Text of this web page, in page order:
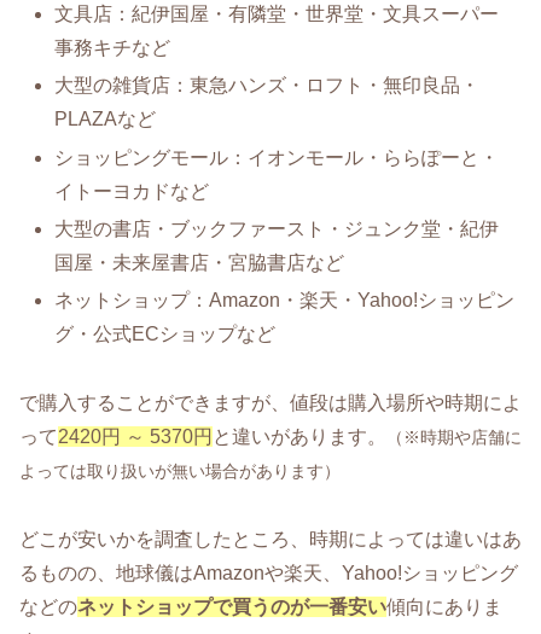
文具店：紀伊国屋・有隣堂・世界堂・文具スーパー
事務キチなど
大型の雑貨店：東急ハンズ・ロフト・無印良品・
PLAZAなど
ショッピングモール：イオンモール・ららぽーと・
イトーヨカドなど
大型の書店・ブックファースト・ジュンク堂・紀伊
国屋・未来屋書店・宮脇書店など
ネットショップ：Amazon・楽天・Yahoo!ショッピン
グ・公式ECショップなど
で購入することができますが、値段は購入場所や時期によ
って2420円 ～ 5370円 と違いがあります。
（※時期や店舗に
よっては取り扱いが無い場合があります）
どこが安いかを調査したところ、時期によっては違いはあ
るものの、地球儀はAmazonや楽天、Yahoo!ショッピング
などのネットショップで買うのが一番安い傾向にありま